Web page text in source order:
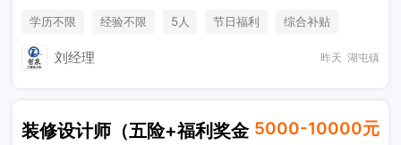
学历不限 经验不限 5人 节日福利
综合补贴
奖励计划
刘经理 昨天 湖屯镇
装修设计师（五险+福利奖金 5000-10000元